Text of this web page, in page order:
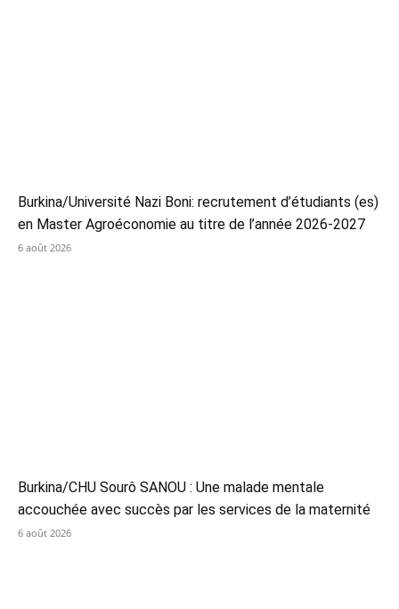
Burkina/Université Nazi Boni: recrutement d’étudiants (es)
en Master Agroéconomie au titre de l’année 2026-2027
6 août 2026
Burkina/CHU Sourô SANOU : Une malade mentale
accouchée avec succès par les services de la maternité
6 août 2026